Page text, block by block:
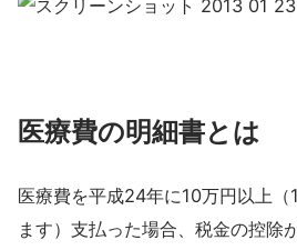
医療費の明細書とは
医療費を平成24年に10万円以上
ます）支払った場合、税金の控除